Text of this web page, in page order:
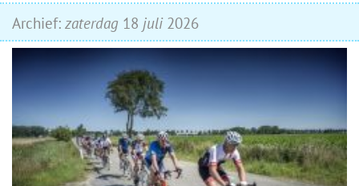
Archief: zaterdag 18 juli2026